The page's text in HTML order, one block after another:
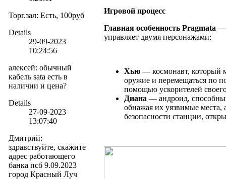
Торг.зал: Есть, 100руб
Details
29-09-2023
10:24:56
алексей: обычный
кабель sata есть в
наличии и цена?
Details
27-09-2023
13:07:40
Дмитрий:
здравствуйте, скажите
адрес работающего
банка псб 9.09.2023
город Красный Луч
Игровой процесс
Главная особенность Pragmata —
управляет двумя персонажами:
Хью — космонавт, который
оружие и перемещаться по
помощью ускорителей
Диана — андроид,
обнажая их уязвимые места,
безопасности станции,